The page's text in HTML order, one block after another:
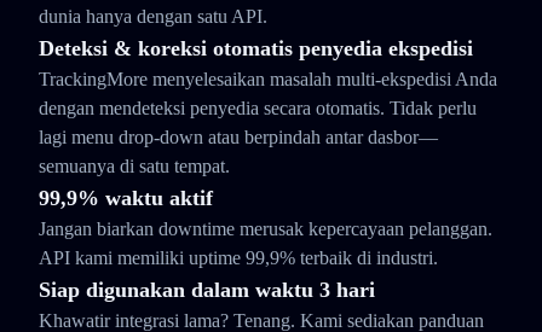
dunia hanya dengan satu API.
Deteksi & koreksi otomatis penyedia ekspedisi
TrackingMore menyelesaikan masalah multi-ekspedisi Anda
dengan mendeteksi penyedia secara otomatis. Tidak perlu
lagi menu drop-down atau berpindah antar dasbor—
semuanya di satu tempat.
99,9% waktu aktif
Jangan biarkan downtime merusak kepercayaan pelanggan.
API kami memiliki uptime 99,9% terbaik di industri.
Siap digunakan dalam waktu 3 hari
Khawatir integrasi lama? Tenang. Kami sediakan panduan